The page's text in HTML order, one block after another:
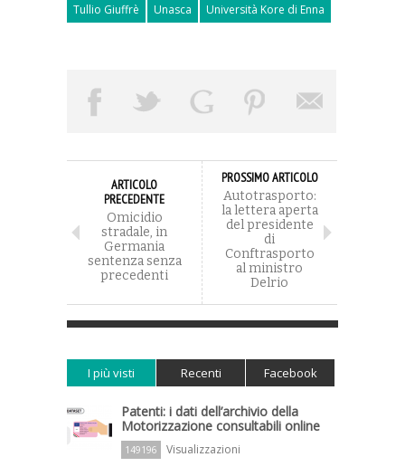
Tullio Giuffrè
Unasca Università Kore di Enna
ARTICOLO
PRECEDENTE
Omicidio
stradale, in
Germania
sentenza senza
precedenti
PROSSIMO ARTICOLO
Autotrasporto:
la lettera aperta
del presidente
di
Conftrasporto
al ministro
Delrio
I più visti Recenti Facebook
Patenti: i dati dell’archivio della
Motorizzazione consultabili online
149196 Visualizzazioni